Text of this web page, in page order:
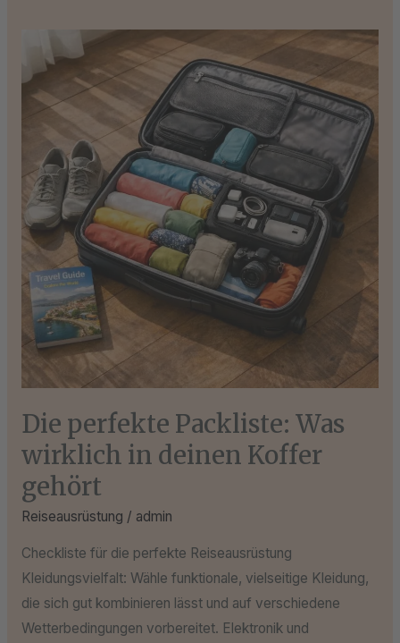
Die perfekte Packliste: Was
wirklich in deinen Koffer
gehört
Reiseausrüstung / admin
Checkliste für die perfekte Reiseausrüstung
Kleidungsvielfalt: Wähle funktionale, vielseitige Kleidung,
die sich gut kombinieren lässt und auf verschiedene
Wetterbedingungen vorbereitet. Elektronik und
perfekte
Packliste:
wirklich
deinen
Koffer
gehört